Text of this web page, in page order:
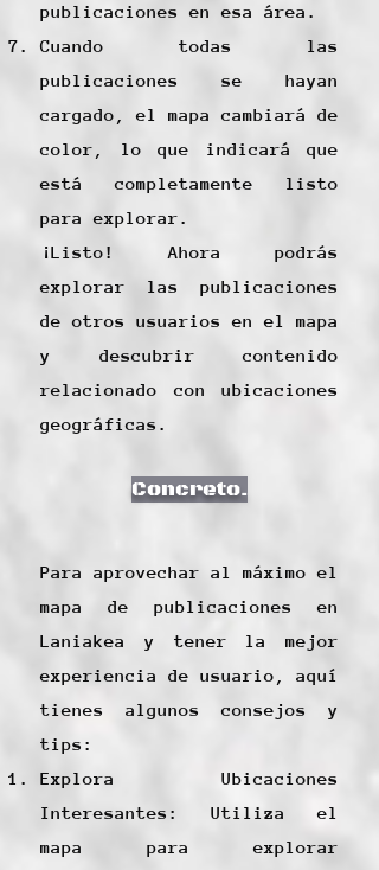
publicaciones en esa área.
Cuando todas las
publicaciones se hayan
cargado, el mapa cambiará de
color, lo que indicará que
está completamente listo
para explorar.
¡Listo! Ahora podrás
explorar las publicaciones
de otros usuarios en el mapa
y descubrir contenido
relacionado con ubicaciones
geográficas.
Concreto.
Para aprovechar al máximo el
mapa de publicaciones en
Laniakea y tener la mejor
experiencia de usuario, aquí
tienes algunos consejos y
tips:
Explora Ubicaciones
Interesantes: Utiliza el
mapa para explorar